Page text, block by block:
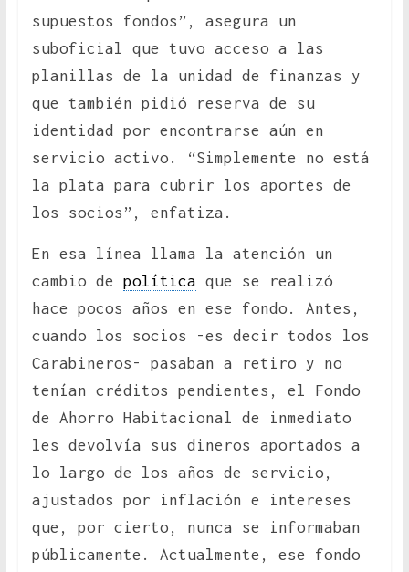
supuestos fondos”, asegura un
suboficial que tuvo acceso a las
planillas de la unidad de finanzas y
que también pidió reserva de su
identidad por encontrarse aún en
servicio activo. “Simplemente no está
la plata para cubrir los aportes de
los socios”, enfatiza.
En esa línea llama la atención un
cambio de política que se realizó
hace pocos años en ese fondo. Antes,
cuando los socios -es decir todos los
Carabineros- pasaban a retiro y no
tenían créditos pendientes, el Fondo
de Ahorro Habitacional de inmediato
les devolvía sus dineros aportados a
lo largo de los años de servicio,
ajustados por inflación e intereses
que, por cierto, nunca se informaban
públicamente. Actualmente, ese fondo